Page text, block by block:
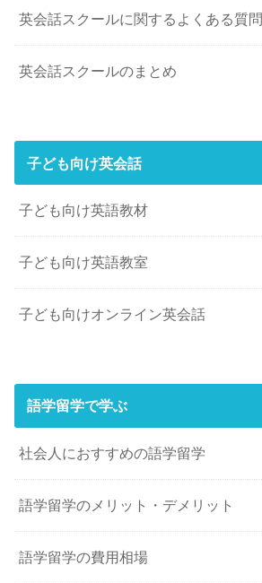
英会話スクールに関するよくある質問
英会話スクールのまとめ
子ども向け英会話
子ども向け英語教材
子ども向け英語教室
子ども向けオンライン英会話
語学留学で学ぶ
社会人におすすめの語学留学
語学留学のメリット・デメリット
語学留学の費用相場